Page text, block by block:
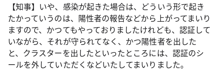
【知事】いや、感染が起きた場合は、どういう形で起き
たかっていうのは、陽性者の報告などから上がってまいり
ますので、かつてもやっておりましたけれども、認証して
いながら、それが守られてなく、かつ陽性者を出した
と、クラスターを出したといったところには、認証のシ
ールを外していただくなどいたしてまいりました。